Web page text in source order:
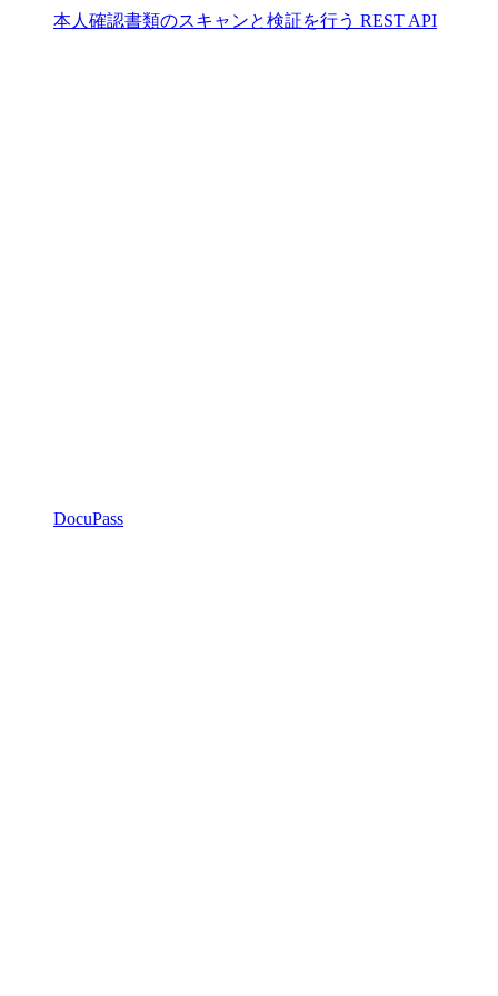
本人確認書類のスキャンと検証を行う REST API
DocuPass